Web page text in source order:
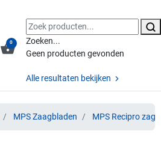
shopping_basket
0
Zoeken...
Geen producten gevonden
Alle resultaten bekijken
MPS Zaagbladen MPS Recipro